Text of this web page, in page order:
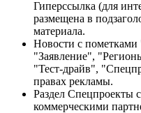
Гиперссылка (для
размещена в
материала.
Новости с
"Заявление",
"Тест-драйв",
правах рекламы.
Раздел Спецпроекты
коммерческими